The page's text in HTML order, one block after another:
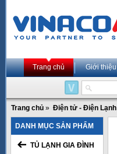
Trang chủ Giới thiệu
Trang chủ » Điện tử - Điện Lạnh
DANH MỤC SẢN PHẨM
TỦ LẠNH GIA ĐÌNH